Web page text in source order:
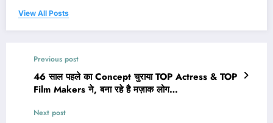
View All Posts
Previous post
46 साल पहले का Concept चुराया TOP Actress & TOP
Film Makers ने, बना रहे है मज़ाक लोग…
Next post